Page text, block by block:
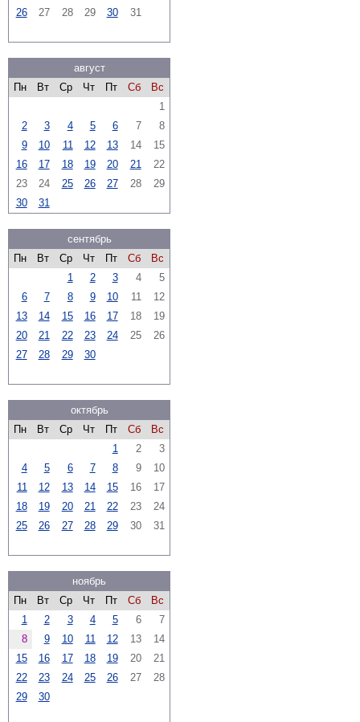
26
27 28 29 30 31
август
Пн
Вт Ср Чт Пт Сб
Вс
1
2
3 4 5 6 7
8
9
10 11 12 13 14
15
16
17 18 19 20 21
22
23
24 25 26 27 28
29
30
31
сентябрь
Пн
Вт Ср Чт Пт Сб
Вс
1
2 3 4
5
6
7 8 9 10 11
12
13
14 15 16 17 18
19
20
21 22 23 24 25
26
27
28 29 30
октябрь
Пн
Вт Ср Чт Пт Сб
Вс
1
2
3
4
5 6 7 8 9
10
11
12 13 14 15 16
17
18
19 20 21 22 23
24
25
26 27 28 29 30 31
ноябрь
Пн
Вт Ср Чт Пт Сб
Вс
1
2 3 4 5 6
7
8
9 10 11 12 13
14
15
16 17 18 19 20
21
22
23 24 25 26 27
28
29
30